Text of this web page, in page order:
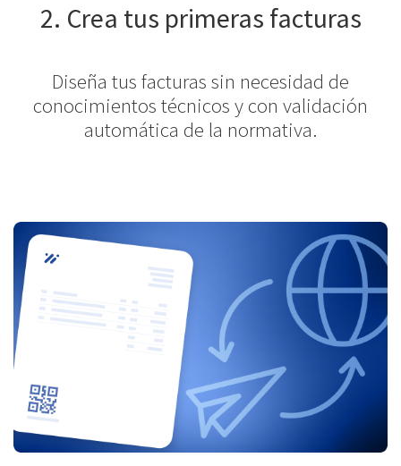
2. Crea tus primeras facturas
Diseña tus facturas sin necesidad de
conocimientos técnicos y con validación
automática de la normativa.